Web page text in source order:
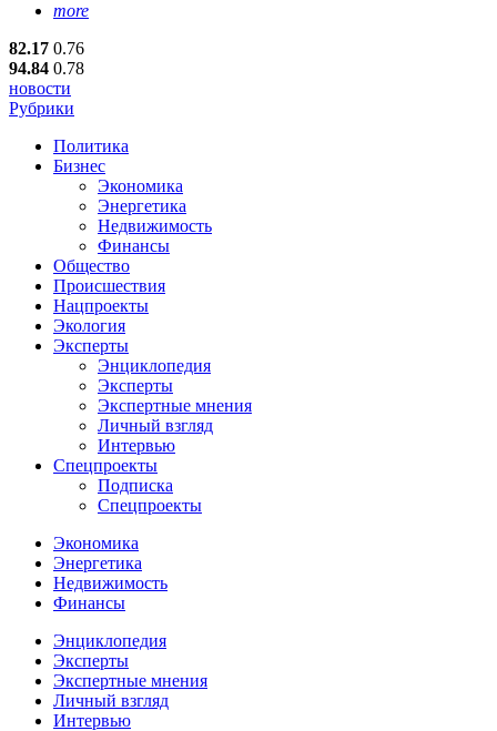
more
82.17 0.76
94.84 0.78
новости
Рубрики
Политика
Бизнес
Экономика
Энергетика
Недвижимость
Финансы
Общество
Происшествия
Нацпроекты
Экология
Эксперты
Энциклопедия
Эксперты
Экспертные мнения
Личный взгляд
Интервью
Спецпроекты
Подписка
Спецпроекты
Экономика
Энергетика
Недвижимость
Финансы
Энциклопедия
Эксперты
Экспертные мнения
Личный взгляд
Интервью